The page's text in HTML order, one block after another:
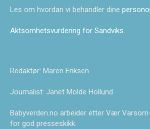
Les om hvordan vi behandler dine
Aktsomhetsvurdering for Sandviks.
Redaktør: Maren Eriksen
Journalist: Janet Molde Hollund
Babyverden.no arbeider etter Vær
for god presseskikk.